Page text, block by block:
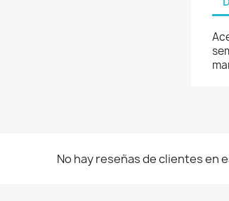
No hay reseñas de clientes en